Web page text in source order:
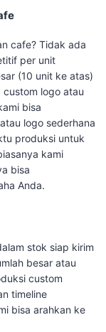
cafe? Tidak ada
per unit
(10 unit ke atas)
logo atau
bisa
logo sederhana
produksi untuk
kami
bisa
Anda.
stok siap kirim
besar atau
custom
timeline
bisa arahkan ke